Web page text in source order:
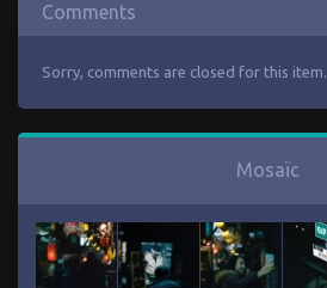
Comments
Sorry, comments are closed for this item.
Mosaïc